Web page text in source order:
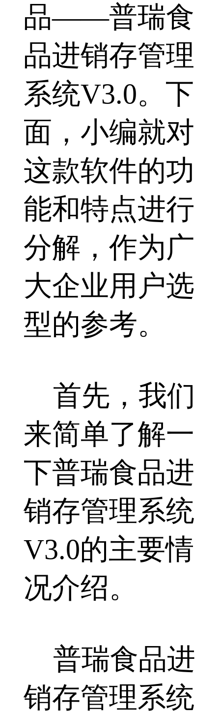
品——普瑞食
品进销存管理
系统V3.0。下
面，小编就对
这款软件的功
能和特点进行
分解，作为广
大企业用户选
型的参考。
首先，我们
来简单了解一
下普瑞食品进
销存管理系统
V3.0的主要情
况介绍。
普瑞食品进
销存管理系统